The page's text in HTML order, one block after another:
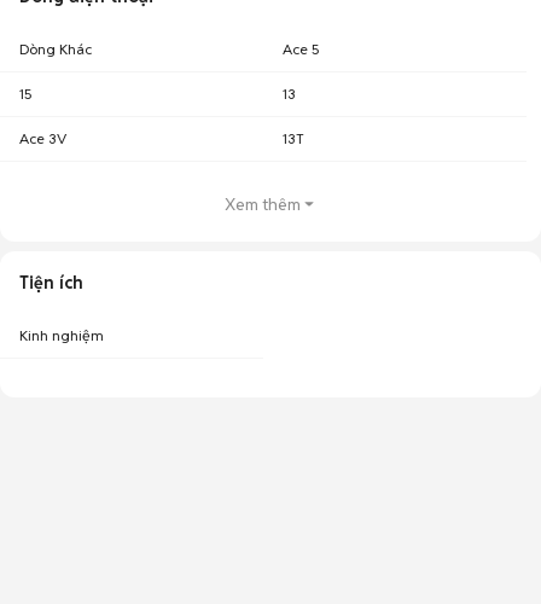
Dòng Khác Ace 5
15 13
Ace 3V 13T
Xem thêm
Tiện ích
Kinh nghiệm